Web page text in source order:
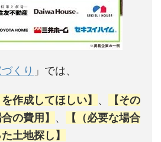
くり 」では、
作成してほしい】 、
【その
の費用】 、
【（必要な場合
土地探し】